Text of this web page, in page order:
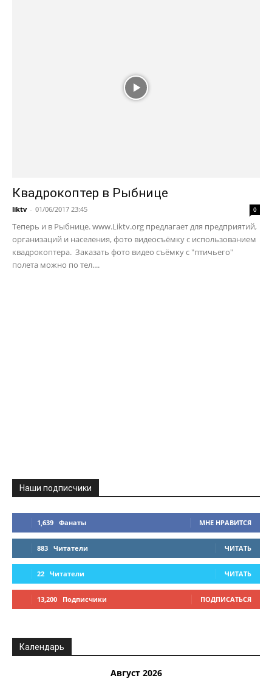
Квадрокоптер в Рыбнице
liktv - 01/06/2017 23:45 0
Теперь и в Рыбнице. www.Liktv.org предлагает для предприятий,
организаций и населения, фото видеосъёмку с использованием
квадрокоптера. Заказать фото видео съёмку с "птичьего"
полета можно по тел....
Наши подписчики
1,639 Фанаты МНЕ НРАВИТСЯ
883 Читатели ЧИТАТЬ
22 Читатели ЧИТАТЬ
13,200 Подписчики ПОДПИСАТЬСЯ
Календарь
Август 2026